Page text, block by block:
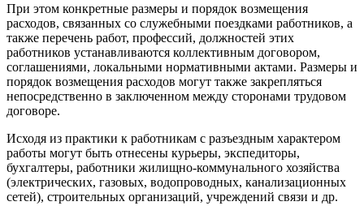
При этом конкретные размеры и порядок возмещения
расходов, связанных со служебными поездками работников, а
также перечень работ, профессий, должностей этих
работников устанавливаются коллективным договором,
соглашениями, локальными нормативными актами. Размеры и
порядок возмещения расходов могут также закрепляться
непосредственно в заключенном между сторонами трудовом
договоре.
Исходя из практики к работникам с разъездным характером
работы могут быть отнесены курьеры, экспедиторы,
бухгалтеры, работники жилищно-коммунального хозяйства
(электрических, газовых, водопроводных, канализационных
сетей), строительных организаций, учреждений связи и др.